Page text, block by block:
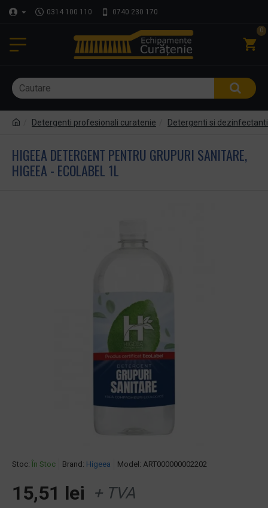
0314 100 110 0740 230 170
0
Detergenti profesionali curatenie Detergenti si dezinfectanti
HIGEEA DETERGENT PENTRU GRUPURI SANITARE,
HIGEEA - ECOLABEL 1L
Stoc: În Stoc Brand: Higeea Model: ART000000002202
15,51 lei + TVA